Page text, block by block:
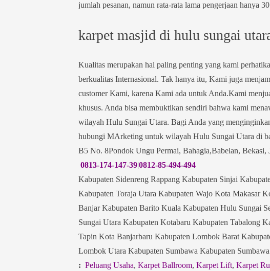
jumlah pesanan, namun rata-rata lama pengerjaan hanya
karpet masjid di hulu sungai
Kualitas merupakan hal paling penting yang kami
berkualitas Internasional. Tak hanya itu, Kami juga
customer Kami, karena Kami ada untuk Anda.Kami
khusus. Anda bisa membuktikan sendiri bahwa kami
wilayah Hulu Sungai Utara. Bagi Anda yang
hubungi MArketing untuk wilayah Hulu Sungai Utara di
B5 No. 8Pondok Ungu Permai, Bahagia,Babelan, Bekasi,
0813-174-147-39|0812-85-494-494
Kabupaten Sidenreng Rappang Kabupaten Sinjai
Kabupaten Toraja Utara Kabupaten Wajo Kota Makasar
Banjar Kabupaten Barito Kuala Kabupaten Hulu Sungai
Sungai Utara Kabupaten Kotabaru Kabupaten Tabalong
Tapin Kota Banjarbaru Kabupaten Lombok Barat
Lombok Utara Kabupaten Sumbawa Kabupaten
: Peluang Usaha, Karpet Ballroom, Karpet Lift, Karpet